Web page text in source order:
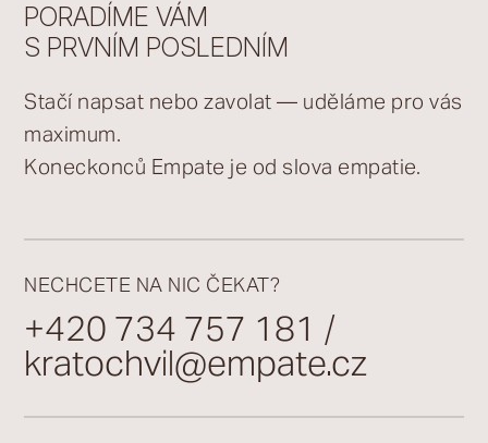
PORADÍME VÁM
S PRVNÍM POSLEDNÍM
Stačí napsat nebo zavolat — uděláme pro vás
maximum.
Koneckonců Empate je od slova empatie.
NECHCETE NA NIC ČEKAT?
+420 734 757 181 /
kratochvil@empate.cz